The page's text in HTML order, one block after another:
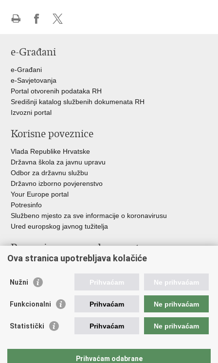
FacebookuTwitteru
e-Građani
e-Građani
e-Savjetovanja
Portal otvorenih podataka RH
Središnji katalog službenih dokumenata RH
Izvozni portal
Korisne poveznice
Vlada Republike Hrvatske
Državna škola za javnu upravu
Odbor za državnu službu
Državno izborno povjerenstvo
Your Europe portal
Potresinfo
Službeno mjesto za sve informacije o koronavirusu
Ured europskog javnog tužitelja
Poveznice pravosudnog sustava
Državno odvjetništvo
Ured za suzbijanje korupcije i organiziranog kriminaliteta
Državno sudbeno vijeće
Državnoodvjetničko vijeće
Hrvatska odvjetnička komora
Europski pravosudni portal
Ova stranica upotrebljava kolačiće
Nužni Prihvaćam Ne prihvaćam
Funkcionalni Prihvaćam Ne prihvaćam
Statistički Prihvaćam Ne prihvaćam
Prihvaćam odabrane